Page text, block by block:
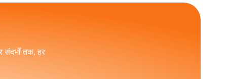
अंतर्दृष्टि और नैतिक जिम्मेदारी को संरक्षित
तक, हर